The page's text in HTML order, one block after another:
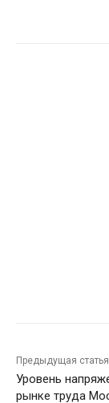
Предыдущая статья
Уровень
рынке труда